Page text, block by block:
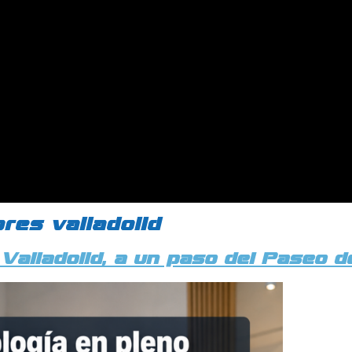
valladolid
a un paso del Paseo